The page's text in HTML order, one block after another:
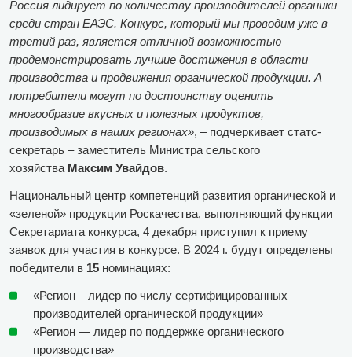
Россия лидирует по количеству производителей органики
среди стран ЕАЭС. Конкурс, который мы проводим уже в
третий раз, является отличной возможностью
продемонстрировать лучшие достижения в области
производства и продвижения органической продукции. А
потребители могут по достоинству оценить
многообразие вкусных и полезных продуктов,
производимых в наших регионах», – подчеркивает статс-
секретарь – заместитель Министра сельского
хозяйства Максим Увайдов.
Национальный центр компетенций развития органической и
«зеленой» продукции Роскачества, выполняющий функции
Секретариата конкурса, 4 декабря приступил к приему
заявок для участия в конкурсе. В 2024 г. будут определены
победители в 15 номинациях:
«Регион – лидер по числу сертифицированных
производителей органической продукции»
«Регион — лидер по поддержке органического
производства»